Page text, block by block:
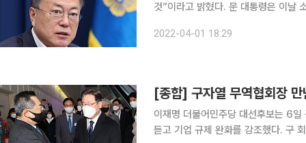
것”이라고 밝혔다. 문 대통령은 이날
무역 통계 집계 이래 역대 최고 실적
2022-04-01 18:29
이재명 더불어민주당 대선후보는 6
듣고 기업 규제 완화를 강조했다. 구